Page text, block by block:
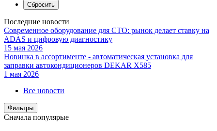
Последние новости
Современное оборудование для СТО: рынок делает ставку на
ADAS и цифровую диагностику
15 мая 2026
Новинка в ассортименте - автоматическая установка для
заправки автокондиционеров DEKAR X585
1 мая 2026
Все новости
Фильтры
Сначала популярые